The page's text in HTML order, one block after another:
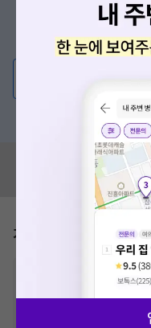
증상/치료,
의사
혹은, 의료상담
혹시 잘못된 병원정보
모두닥 팀에 알려주세요!
가격표
비급여 항목의 경우,추가비
한 가격은 해당 의료기관에 직
※급여 항목의 경우,건강보험
격입니다. (진료와 연관된 복